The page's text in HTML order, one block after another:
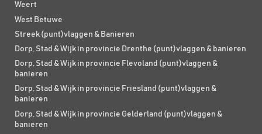
Weert
West Betuwe
Streek (punt)vlaggen & Banieren
Dorp, Stad & Wijk in provincie Drenthe (punt)vlaggen & banieren
Dorp, Stad & Wijk in provincie Flevoland (punt)vlaggen &
banieren
Dorp, Stad & Wijk in provincie Friesland (punt)vlaggen &
banieren
Dorp, Stad & Wijk in provincie Gelderland (punt)vlaggen &
banieren